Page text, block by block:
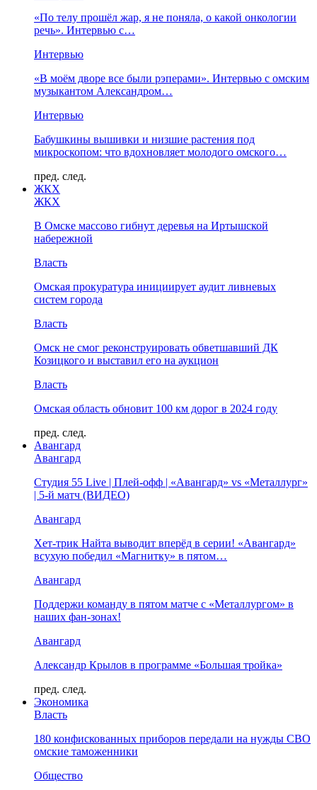
«По телу прошёл жар, я не поняла, о какой онкологии
речь». Интервью с…
Интервью
«В моём дворе все были рэперами». Интервью с омским
музыкантом Александром…
Интервью
Бабушкины вышивки и низшие растения под
микроскопом: что вдохновляет молодого омского…
пред. след.
ЖКХ
ЖКХ
В Омске массово гибнут деревья на Иртышской
набережной
Власть
Омская прокуратура инициирует аудит ливневых
систем города
Власть
Омск не смог реконструировать обветшавший ДК
Козицкого и выставил его на аукцион
Власть
Омская область обновит 100 км дорог в 2024 году
пред. след.
Авангард
Авангард
Студия 55 Live | Плей-офф | «Авангард» vs «Металлург»
| 5-й матч (ВИДЕО)
Авангард
Хет-трик Найта выводит вперёд в серии! «Авангард»
всухую победил «Магнитку» в пятом…
Авангард
Поддержи команду в пятом матче с «Металлургом» в
наших фан-зонах!
Авангард
Александр Крылов в программе «Большая тройка»
пред. след.
Экономика
Власть
180 конфискованных приборов передали на нужды СВО
омские таможенники
Общество